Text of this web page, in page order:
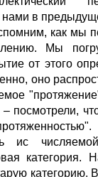
нами в
как мы
Мы
от этого
оно
посмотрели,
ис
категория.
категорию.